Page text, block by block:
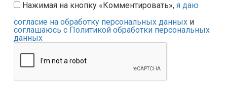
Нажимая на кнопку «Комментировать», я даю
согласие на обработку персональных данных и
соглашаюсь с Политикой обработки персональных
данных